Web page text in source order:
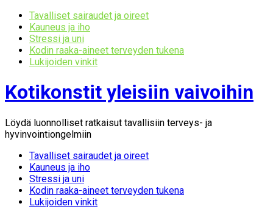
Tavalliset sairaudet ja oireet
Kauneus ja iho
Stressi ja uni
Kodin raaka-aineet terveyden tukena
Lukijoiden vinkit
Kotikonstit yleisiin vaivoihin
Löydä luonnolliset ratkaisut tavallisiin terveys- ja
hyvinvointiongelmiin
Tavalliset sairaudet ja oireet
Kauneus ja iho
Stressi ja uni
Kodin raaka-aineet terveyden tukena
Lukijoiden vinkit